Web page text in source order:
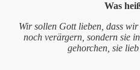
Was
Wir sollen Gott lieben, dass
noch verärgern, sondern sie
gehorchen, sie
am 20. September 2009